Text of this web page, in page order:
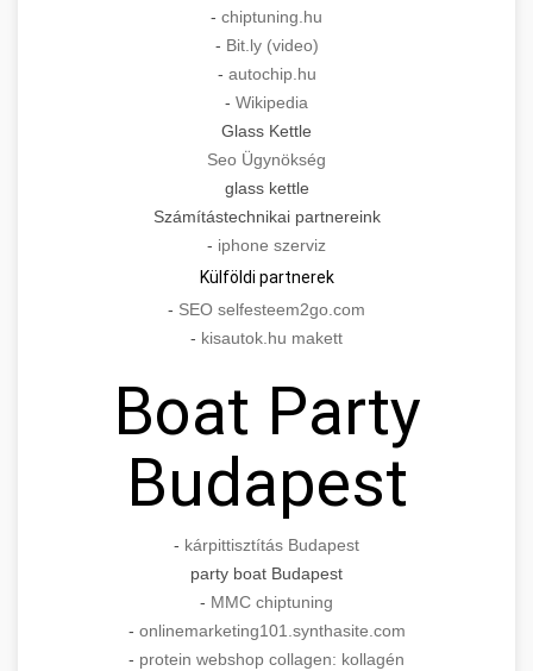
- chiptuning.hu
- Bit.ly (video)
- autochip.hu
- Wikipedia
Glass Kettle
Seo Ügynökség
glass kettle
Számítástechnikai partnereink
- iphone szerviz
Külföldi partnerek
- SEO selfesteem2go.com
- kisautok.hu makett
Boat Party
Budapest
- kárpittisztítás Budapest
party boat Budapest
- MMC chiptuning
- onlinemarketing101.synthasite.com
- protein webshop collagen: kollagén